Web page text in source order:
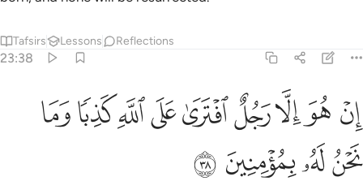
Tafsirs Lessons Reflections
23:38
ان هو الا رجل افترى على الله كذبا وما نحن له بمومنين ٣٨
إِنْ هُوَ إِلَّا رَجُلٌ ٱفْتَرَىٰ عَلَى ٱللَّهِ كَذِبًۭا وَمَا نَحْنُ لَهُۥ بِمُؤْمِنِينَ ٣٨
ﲶ ﲷﲸﲹﲺﲻﲼﲽﲾ
ﲿﳀﳁ ﳂ